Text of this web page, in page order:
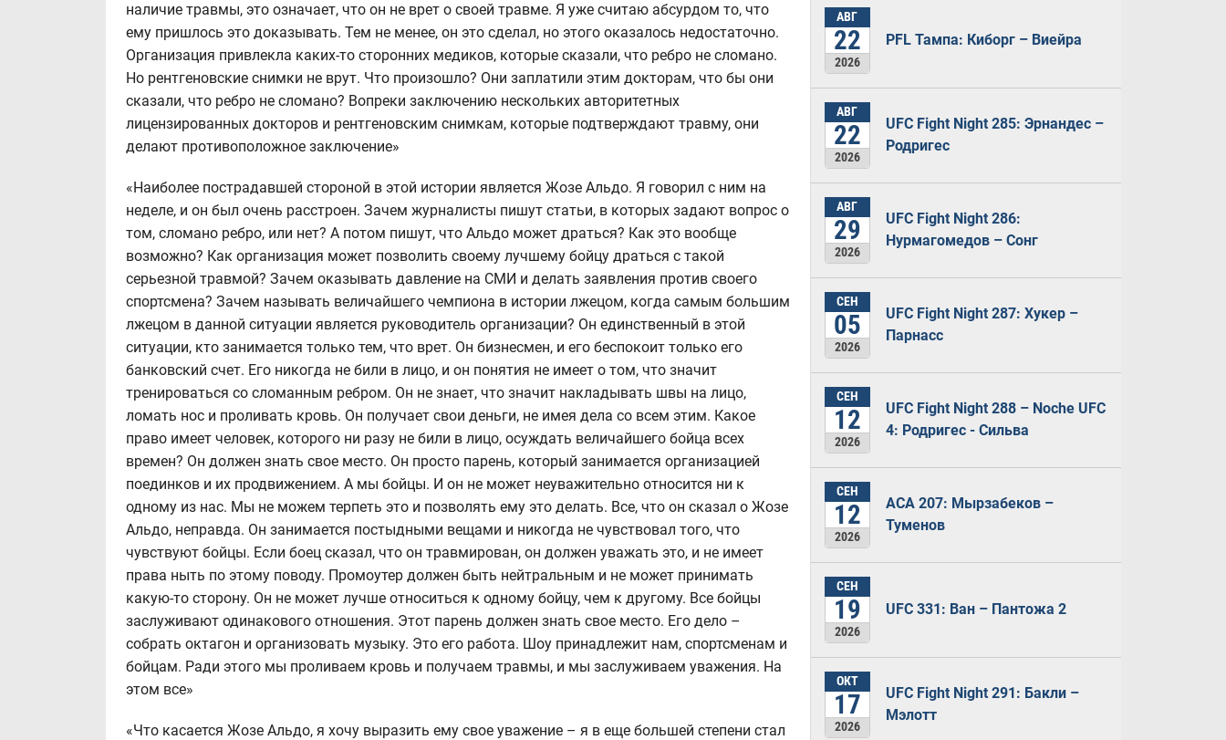
наличие травмы, это означает, что он не врет о своей травме. Я уже считаю абсурдом то, что
ему пришлось это доказывать. Тем не менее, он это сделал, но этого оказалось недостаточно.
Организация привлекла каких-то сторонних медиков, которые сказали, что ребро не сломано.
Но рентгеновские снимки не врут. Что произошло? Они заплатили этим докторам, что бы они
сказали, что ребро не сломано? Вопреки заключению нескольких авторитетных
лицензированных докторов и рентгеновским снимкам, которые подтверждают травму, они
делают противоположное заключение»
«Наиболее пострадавшей стороной в этой истории является Жозе Альдо. Я говорил с ним на
неделе, и он был очень расстроен. Зачем журналисты пишут статьи, в которых задают вопрос о
том, сломано ребро, или нет? А потом пишут, что Альдо может драться? Как это вообще
возможно? Как организация может позволить своему лучшему бойцу драться с такой
серьезной травмой? Зачем оказывать давление на СМИ и делать заявления против своего
спортсмена? Зачем называть величайшего чемпиона в истории лжецом, когда самым большим
лжецом в данной ситуации является руководитель организации? Он единственный в этой
ситуации, кто занимается только тем, что врет. Он бизнесмен, и его беспокоит только его
банковский счет. Его никогда не били в лицо, и он понятия не имеет о том, что значит
тренироваться со сломанным ребром. Он не знает, что значит накладывать швы на лицо,
ломать нос и проливать кровь. Он получает свои деньги, не имея дела со всем этим. Какое
право имеет человек, которого ни разу не били в лицо, осуждать величайшего бойца всех
времен? Он должен знать свое место. Он просто парень, который занимается организацией
поединков и их продвижением. А мы бойцы. И он не может неуважительно относится ни к
одному из нас. Мы не можем терпеть это и позволять ему это делать. Все, что он сказал о Жозе
Альдо, неправда. Он занимается постыдными вещами и никогда не чувствовал того, что
чувствуют бойцы. Если боец сказал, что он травмирован, он должен уважать это, и не имеет
права ныть по этому поводу. Промоутер должен быть нейтральным и не может принимать
какую-то сторону. Он не может лучше относиться к одному бойцу, чем к другому. Все бойцы
заслуживают одинакового отношения. Этот парень должен знать свое место. Его дело –
собрать октагон и организовать музыку. Это его работа. Шоу принадлежит нам, спортсменам и
бойцам. Ради этого мы проливаем кровь и получаем травмы, и мы заслуживаем уважения. На
этом все»
«Что касается Жозе Альдо, я хочу выразить ему свое уважение – я в еще большей степени стал
АВГ
22
2026
PFL Тампа: Киборг – Виейра
АВГ
22
2026
UFC Fight Night 285: Эрнандес –
Родригес
АВГ
29
2026
UFC Fight Night 286:
Нурмагомедов – Сонг
СЕН
05
2026
UFC Fight Night 287: Хукер –
Парнасс
СЕН
12
2026
UFC Fight Night 288 – Noche UFC
4: Родригес - Сильва
СЕН
12
2026
ACA 207: Мырзабеков –
Туменов
СЕН
19
2026
UFC 331: Ван – Пантожа 2
ОКТ
17
2026
UFC Fight Night 291: Бакли –
Мэлотт